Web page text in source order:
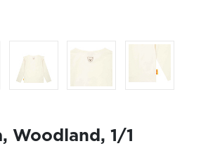
Woodland, 1/1